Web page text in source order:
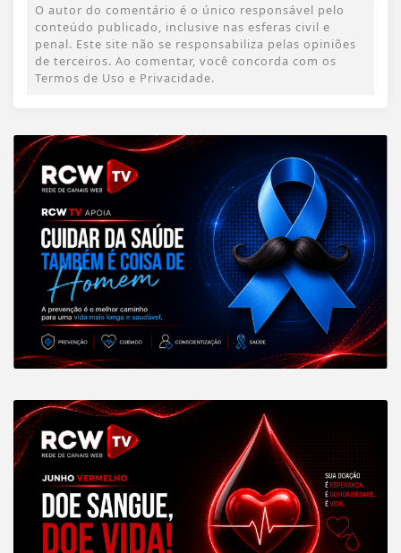
O autor do comentário é o único responsável pelo
conteúdo publicado, inclusive nas esferas civil e
penal. Este site não se responsabiliza pelas opiniões
de terceiros. Ao comentar, você concorda com os
Termos de Uso e Privacidade.